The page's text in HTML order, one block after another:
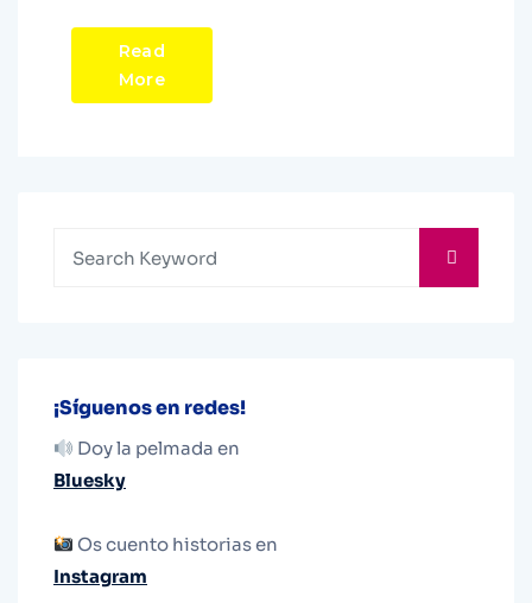
Read
More
¡Síguenos en redes!
Doy la pelmada en
Bluesky
Os cuento historias en
Instagram